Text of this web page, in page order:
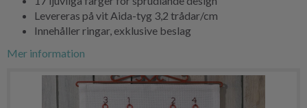
Levereras på vit Aida-tyg 3,2 trådar/cm
Innehåller ringar, exklusive beslag
Mer information